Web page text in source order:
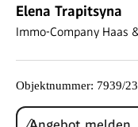
Elena Trapitsyna
Immo-Company Haas
Objektnummer: 7939/